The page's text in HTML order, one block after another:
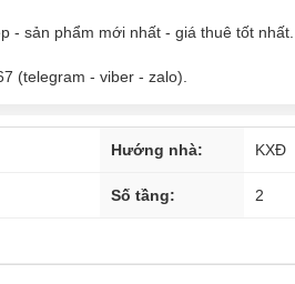
- sản phẩm mới nhất - giá thuê tốt nhất.
(telegram - viber - zalo).
Hướng nhà: KXĐ
Số tầng: 2